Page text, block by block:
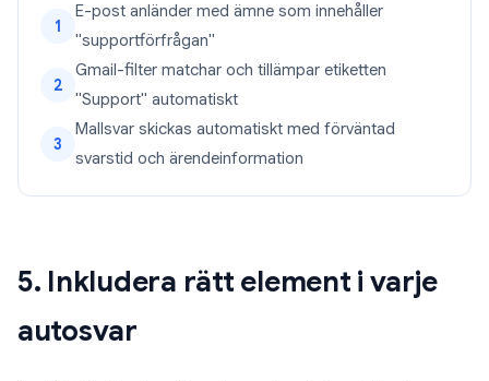
1
E-post anländer med ämne som innehåller
"supportförfrågan"
2
Gmail-filter matchar och tillämpar etiketten
"Support" automatiskt
3
Mallsvar skickas automatiskt med förväntad
svarstid och ärendeinformation
5. Inkludera rätt element i varje
autosvar